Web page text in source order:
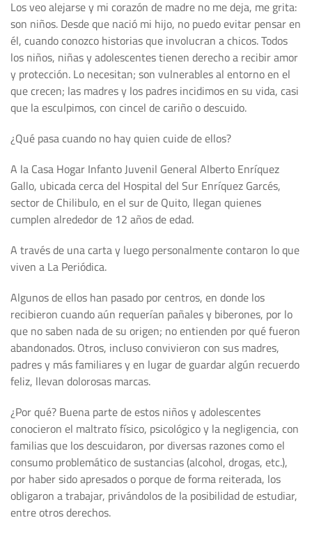
Los veo alejarse y mi corazón de madre no me deja, me grita:
son niños. Desde que nació mi hijo, no puedo evitar pensar en
él, cuando conozco historias que involucran a chicos. Todos
los niños, niñas y adolescentes tienen derecho a recibir amor
y protección. Lo necesitan; son vulnerables al entorno en el
que crecen; las madres y los padres incidimos en su vida, casi
que la esculpimos, con cincel de cariño o descuido.
¿Qué pasa cuando no hay quien cuide de ellos?
A la Casa Hogar Infanto Juvenil General Alberto Enríquez
Gallo, ubicada cerca del Hospital del Sur Enríquez Garcés,
sector de Chilibulo, en el sur de Quito, llegan quienes
cumplen alrededor de 12 años de edad.
A través de una carta y luego personalmente contaron lo que
viven a La Periódica.
Algunos de ellos han pasado por centros, en donde los
recibieron cuando aún requerían pañales y biberones, por lo
que no saben nada de su origen; no entienden por qué fueron
abandonados. Otros, incluso convivieron con sus madres,
padres y más familiares y en lugar de guardar algún recuerdo
feliz, llevan dolorosas marcas.
¿Por qué? Buena parte de estos niños y adolescentes
conocieron el maltrato físico, psicológico y la negligencia, con
familias que los descuidaron, por diversas razones como el
consumo problemático de sustancias (alcohol, drogas, etc.),
por haber sido apresados o porque de forma reiterada, los
obligaron a trabajar, privándolos de la posibilidad de estudiar,
entre otros derechos.